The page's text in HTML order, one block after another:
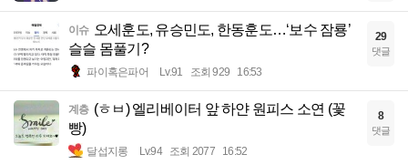
이슈 오세훈도, 유승민도, 한동훈도…‘보수 잠룡’
슬슬 몸풀기?
파이혹은파어 Lv.91 조회 929 16:53
29
댓글
계층 (ㅎㅂ) 엘리베이터 앞 하얀 원피스 소연 (꽃
빵)
달섭지롱 Lv.94 조회 2077 16:52
8
댓글